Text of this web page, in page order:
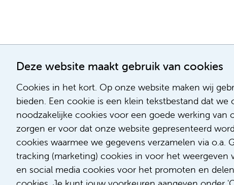
Deze website maakt gebruik van cookies
Cookies in het kort. Op onze website maken wij
bieden. Een cookie is een klein tekstbestand dat
noodzakelijke cookies voor een goede werking
zorgen er voor dat onze website gepresenteerd
cookies waarmee we gegevens verzamelen via
tracking (marketing) cookies in voor het weergeven
en social media cookies voor het promoten en